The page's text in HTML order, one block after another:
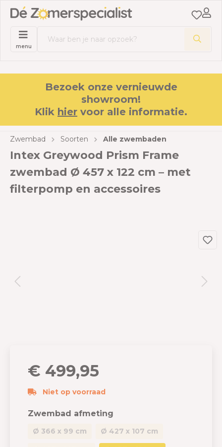
menu
Bezoek onze vernieuwde
showroom!
Klik hier voor alle informatie.
Zwembad Soorten Alle zwembaden
Intex Greywood Prism Frame
zwembad Ø 457 x 122 cm – met
filterpomp en accessoires
€ 499,95
Niet op voorraad
Zwembad afmeting
Ø 366 x 99 cm Ø 427 x 107 cm